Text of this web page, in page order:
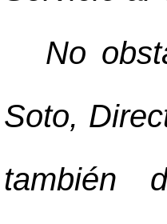
No
Soto,
también